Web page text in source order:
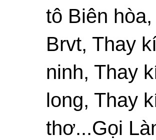
tô Biên
Brvt, Thay
ninh, Thay
long, Thay
thơ...Gọi